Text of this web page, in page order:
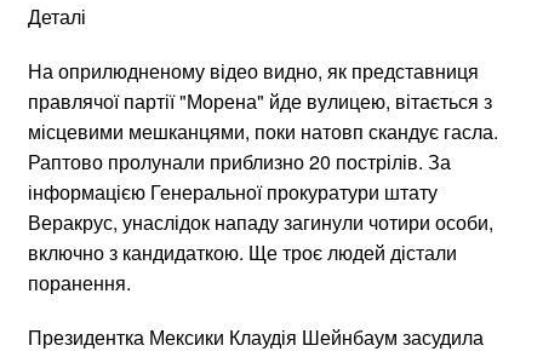
Деталі
На оприлюдненому відео видно, як представниця
правлячої партії "Морена" йде вулицею, вітається з
місцевими мешканцями, поки натовп скандує гасла.
Раптово пролунали приблизно 20 пострілів. За
інформацією Генеральної прокуратури штату
Веракрус, унаслідок нападу загинули чотири особи,
включно з кандидаткою. Ще троє людей дістали
поранення.
Президентка Мексики Клаудія Шейнбаум засудила